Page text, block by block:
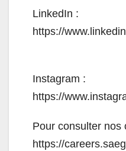
LinkedIn :
https://
Instagram :
https://
Pour consulter nos
https://